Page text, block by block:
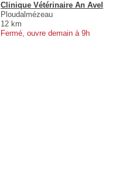
Clinique Vétérinaire An Avel
Ploudalmézeau
12 km
Fermé, ouvre demain à 9h